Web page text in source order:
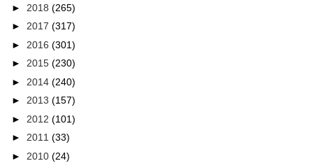
► 2018 (265)
► 2017 (317)
► 2016 (301)
► 2015 (230)
► 2014 (240)
► 2013 (157)
► 2012 (101)
► 2011 (33)
► 2010 (24)